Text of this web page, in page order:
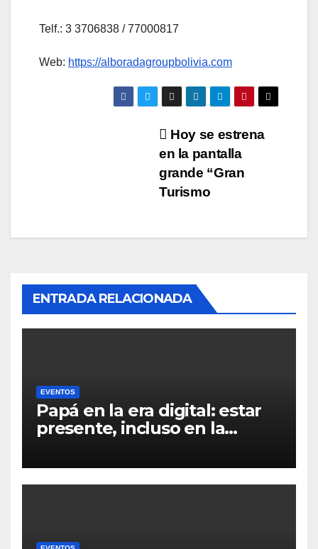
Telf.: 3 3706838 / 77000817
Web: https://alboradagroupbolivia.com
Navegación Hoy se estrena
en la pantalla
grande “Gran
Turismo
ENTRADA RELACIONADA
EVENTOS
Papá en la era digital: estar
presente, incluso en la